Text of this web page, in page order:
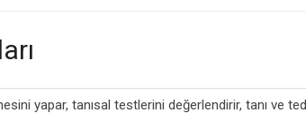
yapar, tanısal testlerini değerlendirir, tanı ve